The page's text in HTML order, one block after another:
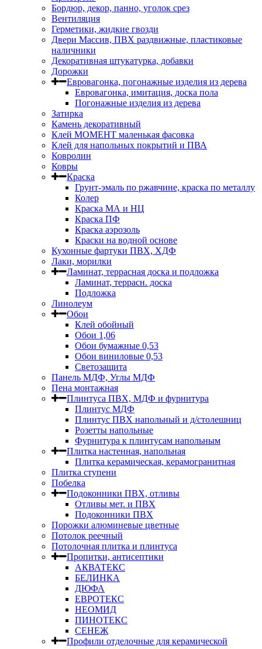
Бордюр, декор, панно, уголок срез
Вентиляция
Герметики, жидкие гвозди
Двери Массив, ПВХ раздвижные, пластиковые
наличники
Декоративная штукатурка, добавки
Дорожки
Евровагонка, погонажные изделия из дерева
Евровагонка, имитация, доска пола
Погонажные изделия из дерева
Затирка
Камень декоративный
Клей МОМЕНТ маленькая фасовка
Клей для напольных покрытий и ПВА
Ковролин
Ковры
Краска
Грунт-эмаль по ржавчине, краска по металлу
Колер
Краска МА и НЦ
Краска ПФ
Краска аэрозоль
Краски на водной основе
Кухонные фартуки ПВХ, ХДФ
Лаки, морилки
Ламинат, террасная доска и подложка
Ламинат, террасн. доска
Подложка
Линолеум
Обои
Клей обойный
Обои 1,06
Обои бумажные 0,53
Обои виниловые 0,53
Светозащита
Панель МДФ, Углы МДФ
Пена монтажная
Плинтуса ПВХ, МДФ и фурнитура
Плинтус МДФ
Плинтус ПВХ напольный и д/столешниц
Розетты напольные
Фурнитура к плинтусам напольным
Плитка настенная, напольная
Плитка керамическая, керамогранитная
Плитка ступени
Побелка
Подоконники ПВХ, отливы
Отливы мет. и ПВХ
Подоконники ПВХ
Порожки алюминевые цветные
Потолок реечный
Потолочная плитка и плинтуса
Пропитки, антисептики
АКВАТЕКС
БЕЛИНКА
ДЮФА
ЕВРОТЕКС
НЕОМИД
ПИНОТЕКС
СЕНЕЖ
Профили отделочные для керамической